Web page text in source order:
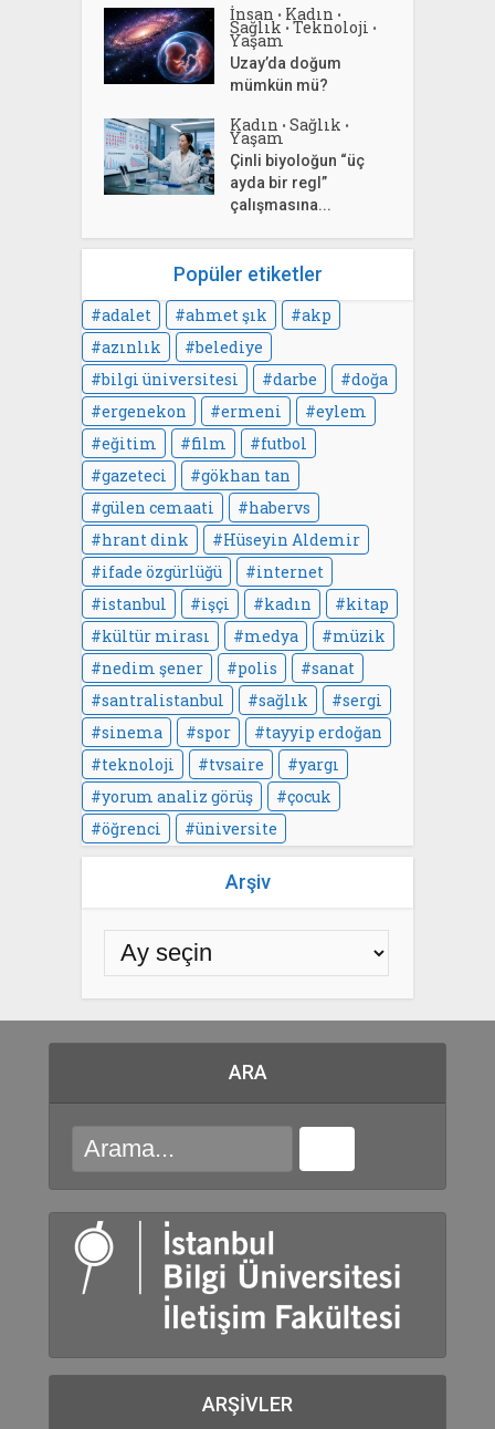
İnsan • Kadın •
Sağlık • Teknoloji •
Yaşam
Uzay’da doğum
mümkün mü?
Kadın • Sağlık •
Yaşam
Çinli biyoloğun “üç
ayda bir regl”
çalışmasına...
Popüler etiketler
adalet ahmet şık
akp
azınlık
belediye
bilgi üniversitesi
darbe
doğa
ergenekon
ermeni
eylem
eğitim
film
futbol
gazeteci
gökhan tan
gülen cemaati
habervs
hrant dink
Hüseyin Aldemir
ifade özgürlüğü
internet
istanbul
işçi kadın
kitap
kültür mirası
medya
müzik
nedim şener
polis
sanat
santralistanbul
sağlık
sergi
sinema
spor
tayyip erdoğan
teknoloji
tvsaire
yargı
yorum analiz görüş
çocuk
öğrenci
üniversite
Arşiv
ARA
ARŞIVLER